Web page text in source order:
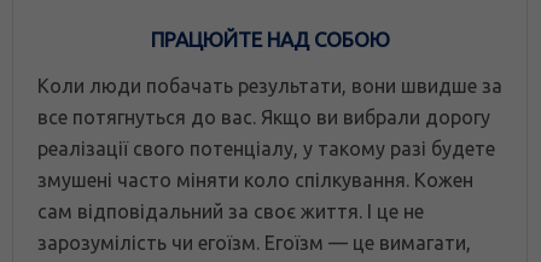
ПРАЦЮЙТЕ НАД СОБОЮ
Коли люди побачать результати, вони швидше за
все потягнуться до вас. Якщо ви вибрали дорогу
реалізації свого потенціалу, у такому разі будете
змушені часто міняти коло спілкування. Кожен
сам відповідальний за своє життя. І це не
зарозумілість чи егоїзм. Егоїзм — це вимагати,